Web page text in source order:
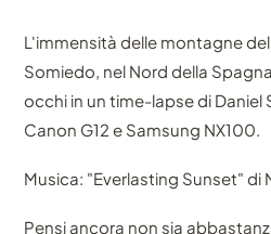
L'immensità delle montagne
Somiedo, nel Nord della
occhi in un time-lapse di Daniel
Canon G12 e Samsung NX100.
Musica: "Everlasting Sunset" di
Pensi ancora non sia